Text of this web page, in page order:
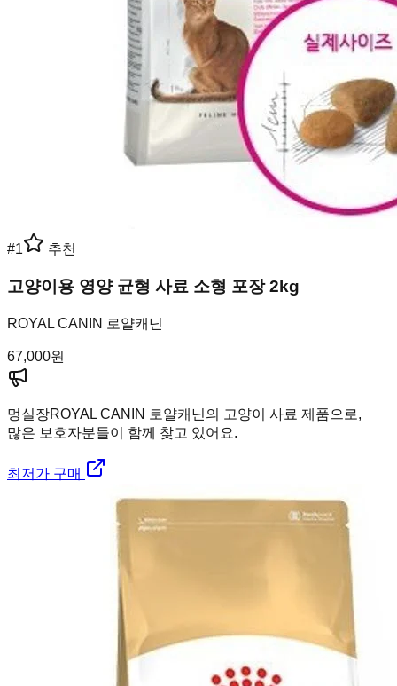
#1 추천
고양이용 영양 균형 사료 소형 포장 2kg
ROYAL CANIN 로얄캐닌
67,000원
멍실장ROYAL CANIN 로얄캐닌의 고양이 사료 제품으로,
많은 보호자분들이 함께 찾고 있어요.
최저가 구매